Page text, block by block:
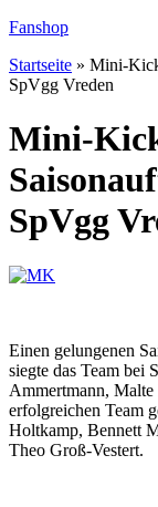
Fanshop
Startseite » Mini-
SpVgg Vreden
Mini-
SpVgg
Einen gelungenen
siegte das Team bei
Ammertmann,
erfolgreichen Team
Holtkamp, Bennett
Theo Groß-Vestert.